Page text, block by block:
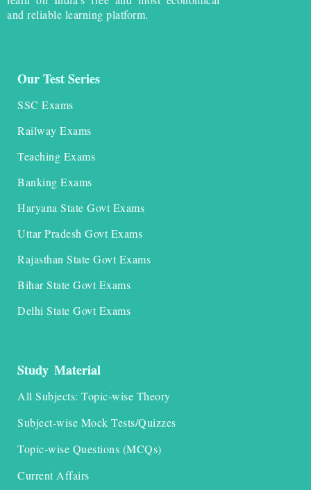
and reliable learning platform.
Our Test Series
SSC Exams
Railway Exams
Teaching Exams
Banking Exams
Haryana State Govt Exams
Uttar Pradesh Govt Exams
Rajasthan State Govt Exams
Bihar State Govt Exams
Delhi State Govt Exams
Study Material
All Subjects: Topic-wise Theory
Subject-wise Mock Tests/Quizzes
Topic-wise Questions (MCQs)
Current Affairs